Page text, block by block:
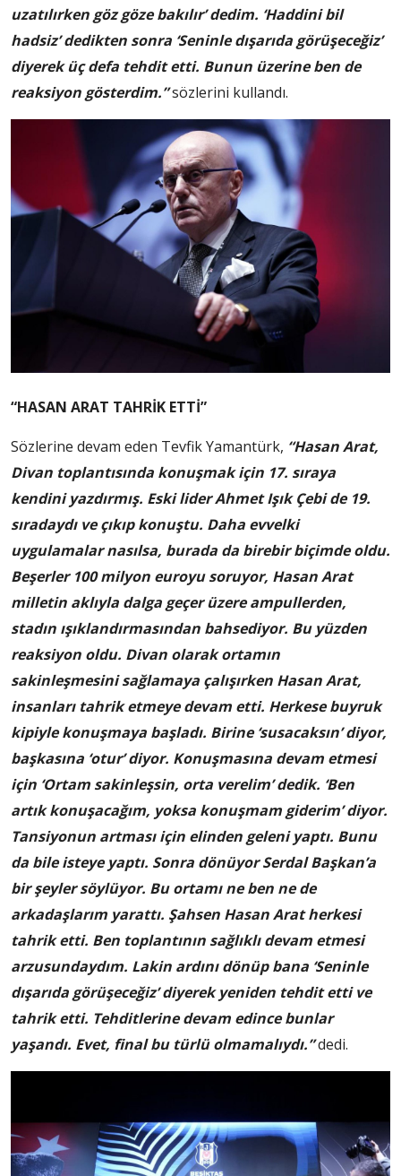
uzatılırken göz göze bakılır’ dedim. ‘Haddini bil
hadsiz’ dedikten sonra ‘Seninle dışarıda görüşeceğiz’
diyerek üç defa tehdit etti. Bunun üzerine ben de
reaksiyon gösterdim.”sözlerini kullandı.
“HASAN ARAT TAHRİK ETTİ”
Sözlerine devam eden Tevfik Yamantürk, “Hasan Arat,
Divan toplantısında konuşmak için 17. sıraya
kendini yazdırmış. Eski lider Ahmet Işık Çebi de 19.
sıradaydı ve çıkıp konuştu. Daha evvelki
uygulamalar nasılsa, burada da birebir biçimde oldu.
Beşerler 100 milyon euroyu soruyor, Hasan Arat
milletin aklıyla dalga geçer üzere ampullerden,
stadın ışıklandırmasından bahsediyor. Bu yüzden
reaksiyon oldu. Divan olarak ortamın
sakinleşmesini sağlamaya çalışırken Hasan Arat,
insanları tahrik etmeye devam etti. Herkese buyruk
kipiyle konuşmaya başladı. Birine ‘susacaksın’ diyor,
başkasına ‘otur’ diyor. Konuşmasına devam etmesi
için ‘Ortam sakinleşsin, orta verelim’ dedik. ‘Ben
artık konuşacağım, yoksa konuşmam giderim’ diyor.
Tansiyonun artması için elinden geleni yaptı. Bunu
da bile isteye yaptı. Sonra dönüyor Serdal Başkan’a
bir şeyler söylüyor. Bu ortamı ne ben ne de
arkadaşlarım yarattı. Şahsen Hasan Arat herkesi
tahrik etti. Ben toplantının sağlıklı devam etmesi
arzusundaydım. Lakin ardını dönüp bana ‘Seninle
dışarıda görüşeceğiz’ diyerek yeniden tehdit etti ve
tahrik etti. Tehditlerine devam edince bunlar
yaşandı. Evet, final bu türlü olmamalıydı.”dedi.